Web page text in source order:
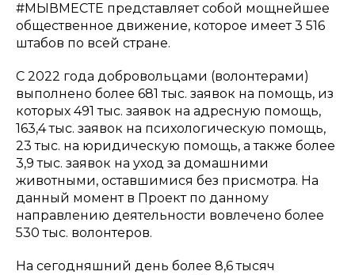
#МЫВМЕСТЕ представляет собой мощнейшее
общественное движение, которое имеет 3 516
штабов по всей стране.
С 2022 года добровольцами (волонтерами)
выполнено более 681 тыс. заявок на помощь, из
которых 491 тыс. заявок на адресную помощь,
163,4 тыс. заявок на психологическую помощь,
23 тыс. на юридическую помощь, а также более
3,9 тыс. заявок на уход за домашними
животными, оставшимися без присмотра. На
данный момент в Проект по данному
направлению деятельности вовлечено более
530 тыс. волонтеров.
На сегодняшний день более 8,6 тысяч